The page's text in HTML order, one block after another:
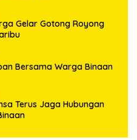
Gelar Gotong Royong
Bersama Warga Binaan
Terus Jaga Hubungan